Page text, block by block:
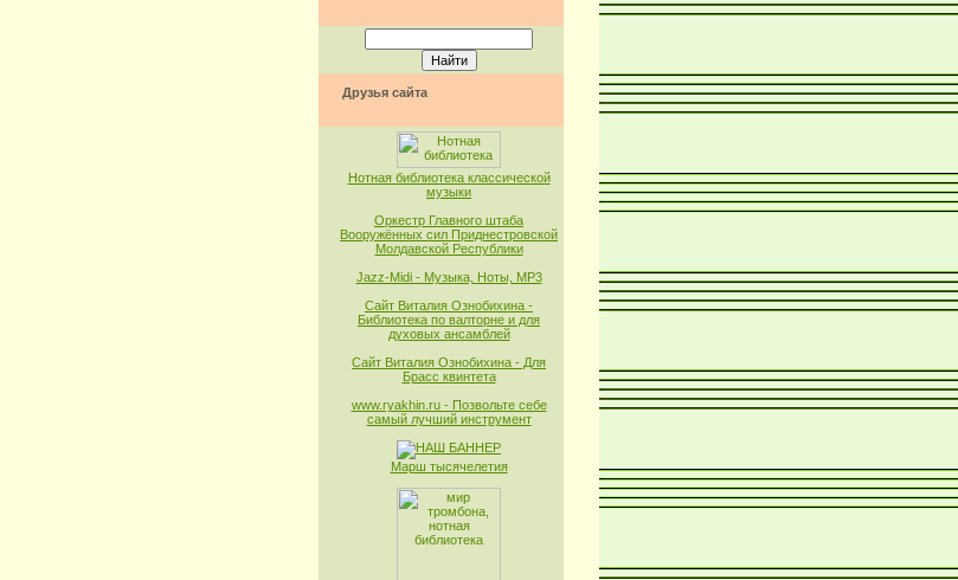
Друзья сайта
Нотная библиотека классической
музыки
Оркестр Главного штаба
Вооружённых сил Приднестровской
Молдавской Республики
Jazz-Midi - Музыка, Ноты, MP3
Сайт Виталия Ознобихина -
Библиотека по валторне и для
духовых ансамблей
Сайт Виталия Ознобихина - Для
Брасс квинтета
www.ryakhin.ru - Позвольте себе
самый лучший инструмент
Марш тысячелетия